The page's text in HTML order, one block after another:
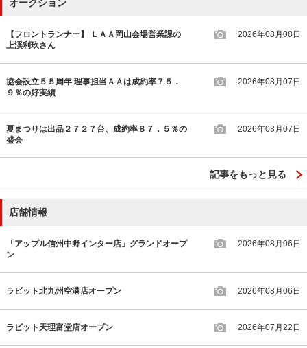
オークション
【フロントランナー】 ＬＡＡ岡山会場営業課の
上渓利玖さん
2026年08月08日
協会設立５５周年 理事担当ＡＡは成約率７５．
９％の好実績
2026年08月07日
夏まつりは出品２７２７台、成約率８７．５％の
盛会
2026年08月07日
記事をもっと見る
店舗情報
「アップル信州中野インター店」グランドオープ
ン
2026年08月06日
ラビット北九州空港店オープン 2026年08月06日
ラビット天理富堂店オープン 2026年07月22日